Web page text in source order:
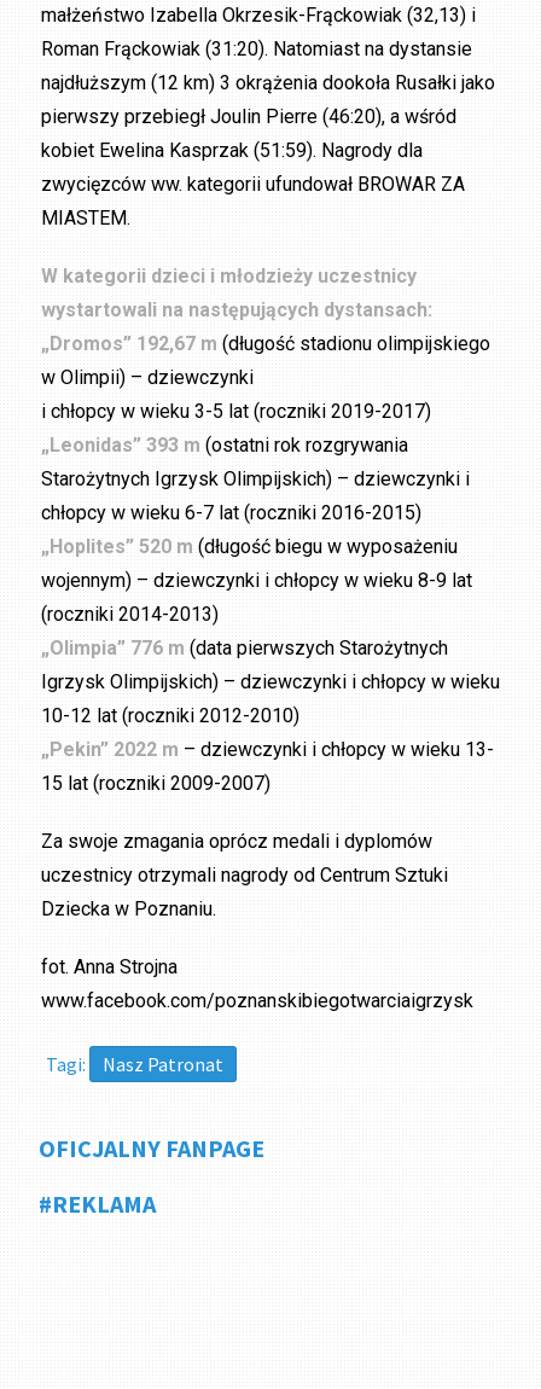
małżeństwo Izabella Okrzesik-Frąckowiak (32,13) i
Roman Frąckowiak (31:20). Natomiast na dystansie
najdłuższym (12 km) 3 okrążenia dookoła Rusałki jako
pierwszy przebiegł Joulin Pierre (46:20), a wśród
kobiet Ewelina Kasprzak (51:59). Nagrody dla
zwycięzców ww. kategorii ufundował BROWAR ZA
MIASTEM.
W kategorii dzieci i młodzieży uczestnicy
wystartowali na następujących dystansach:
„Dromos” 192,67 m (długość stadionu olimpijskiego
w Olimpii) – dziewczynki
i chłopcy w wieku 3-5 lat (roczniki 2019-2017)
„Leonidas” 393 m (ostatni rok rozgrywania
Starożytnych Igrzysk Olimpijskich) – dziewczynki i
chłopcy w wieku 6-7 lat (roczniki 2016-2015)
„Hoplites” 520 m (długość biegu w wyposażeniu
wojennym) – dziewczynki i chłopcy w wieku 8-9 lat
(roczniki 2014-2013)
„Olimpia” 776 m (data pierwszych Starożytnych
Igrzysk Olimpijskich) – dziewczynki i chłopcy w wieku
10-12 lat (roczniki 2012-2010)
„Pekin” 2022 m – dziewczynki i chłopcy w wieku 13-
15 lat (roczniki 2009-2007)
Za swoje zmagania oprócz medali i dyplomów
uczestnicy otrzymali nagrody od Centrum Sztuki
Dziecka w Poznaniu.
fot. Anna Strojna
www.facebook.com/poznanskibiegotwarciaigrzysk
Tagi: Nasz Patronat
OFICJALNY FANPAGE
#REKLAMA